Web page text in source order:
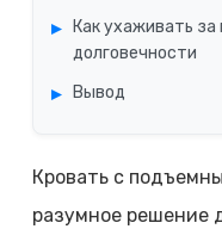
Как ухаживать
долговечности
Вывод
Кровать с
разумное решение